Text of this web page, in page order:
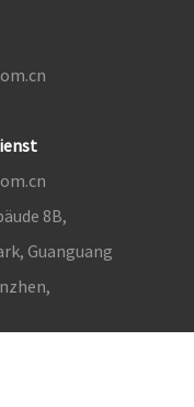
8B,
Guanguang